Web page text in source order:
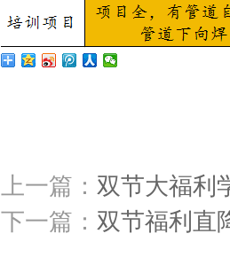
上一篇： 双节大福利
下一篇： 双节福利直